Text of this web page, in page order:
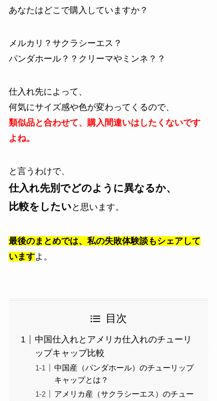
あなたはどこで購入していますか？
メルカリ？サクラシーエス？
パンダホール？？クリーマやミンネ？？
仕入れ先によって、
何気にサイズ感や色が変わってくるので、
類似品と合わせて、購入間違いはしたくないです
よね。
と言うわけで、
仕入れ先別でどのように異なるか、
比較をしたい と思います。
最後のまとめでは、私の失敗体験談もシェアして
いますよ。
目次
中国仕入れとアメリカ仕入れのチューリ
ップキャップ比較
中国産（パンダホール）のチューリップ
キャップとは？
アメリカ産（サクラシーエス）のチュー